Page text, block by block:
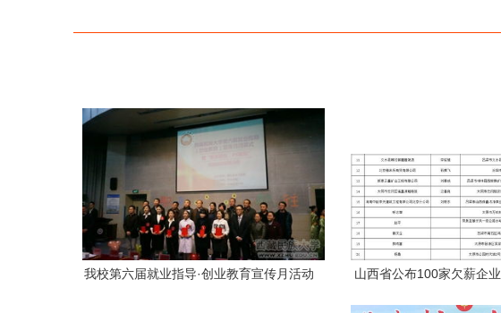
我校第六届就业指导·创业教育宣传月活动
山西省公布100家欠薪企